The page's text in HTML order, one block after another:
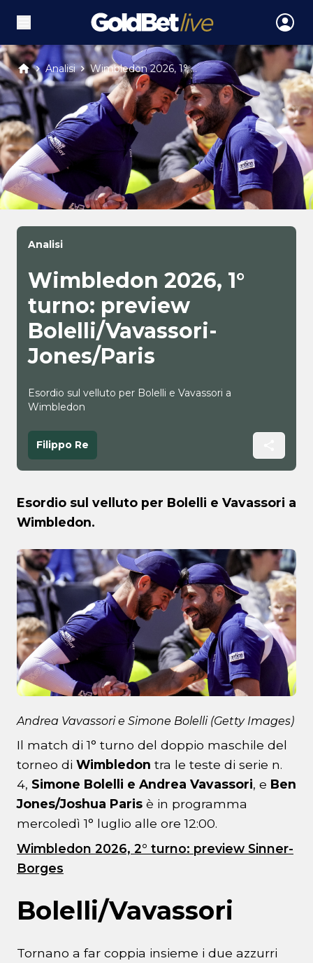
Analisi Wimbledon 2026, 1° ...
Analisi
Wimbledon 2026, 1°
turno: preview
Bolelli/Vavassori-
Jones/Paris
Esordio sul velluto per Bolelli e Vavassori a
Wimbledon
Filippo Re
Esordio sul velluto per Bolelli e Vavassori a
Wimbledon.
Andrea Vavassori e Simone Bolelli (Getty Images)
Il match di 1° turno del doppio maschile del
torneo di Wimbledon tra le teste di serie n.
4, Simone Bolelli e Andrea Vavassori, e Ben
Jones/Joshua Paris è in programma
mercoledì 1° luglio alle ore 12:00.
Wimbledon 2026, 2° turno: preview Sinner-
Borges
Bolelli/Vavassori
Tornano a far coppia insieme i due azzurri